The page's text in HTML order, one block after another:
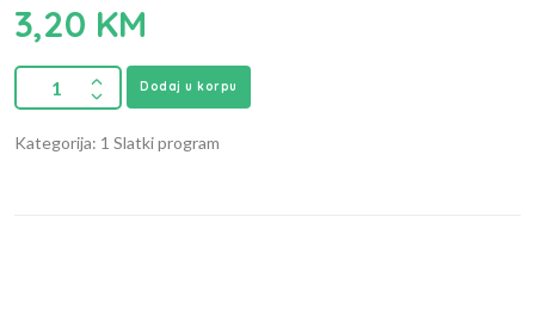
3,20 KM
Dodaj u korpu
Kategorija: 1 Slatki program